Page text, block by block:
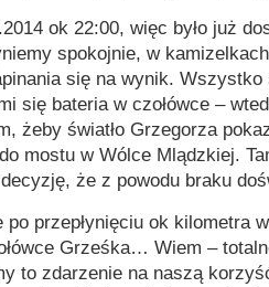
ok 22:00, więc było już
spokojnie, w
się na wynik. Wszystko
się bateria w czołówce –
żeby światło Grzegorza
mostu w Wólce Mlądzkiej.
że z powodu braku
przepłynięciu ok kilometra
Grześka… Wiem –
to zdarzenie na naszą